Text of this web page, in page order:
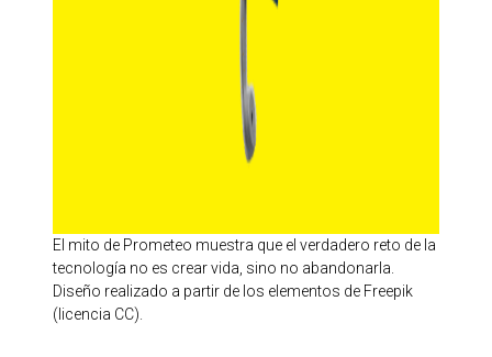
El mito de Prometeo muestra que el verdadero reto de la
tecnología no es crear vida, sino no abandonarla.
Diseño realizado a partir de los elementos de Freepik
(licencia CC).